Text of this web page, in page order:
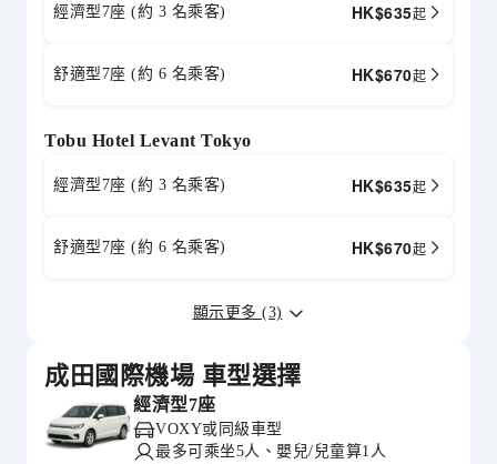
經濟型7座 (約 3 名乘客) HK$635起
舒適型7座 (約 6 名乘客) HK$670起
Tobu Hotel Levant Tokyo
經濟型7座 (約 3 名乘客) HK$635起
舒適型7座 (約 6 名乘客) HK$670起
顯示更多 (3)
成田國際機場 車型選擇
經濟型7座
VOXY或同級車型
最多可乘坐5人、嬰兒/兒童算1人